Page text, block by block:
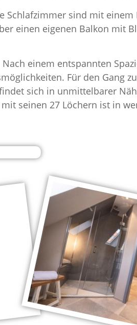
Schlafzimmer sind mit
einen eigenen Balkon mit
einem entspannten
Für den Gang
sich in unmittelbarer
seinen 27 Löchern ist in